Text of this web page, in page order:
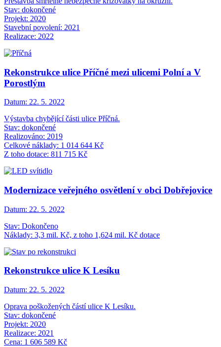
Stav: dokončené
Projekt: 2020
Stavební povolení: 2021
Realizace: 2022
Rekonstrukce ulice Příčné mezi ulicemi Polní a V
Porostlým
Datum: 22. 5. 2022
Výstavba chybějící části ulice Příčná.
Stav: dokončené
Realizováno: 2019
Celkové náklady: 1 014 644 Kč
Z toho dotace: 811 715 Kč
Modernizace veřejného osvětlení v obci Dobřejovice
Datum: 22. 5. 2022
Stav: Dokončeno
Náklady: 3,3 mil. Kč, z toho 1,624 mil. Kč dotace
Rekonstrukce ulice K Lesíku
Datum: 22. 5. 2022
Oprava poškožených částí ulice K Lesíku.
Stav: dokončené
Projekt: 2020
Realizace: 2021
Cena: 1 606 589 Kč